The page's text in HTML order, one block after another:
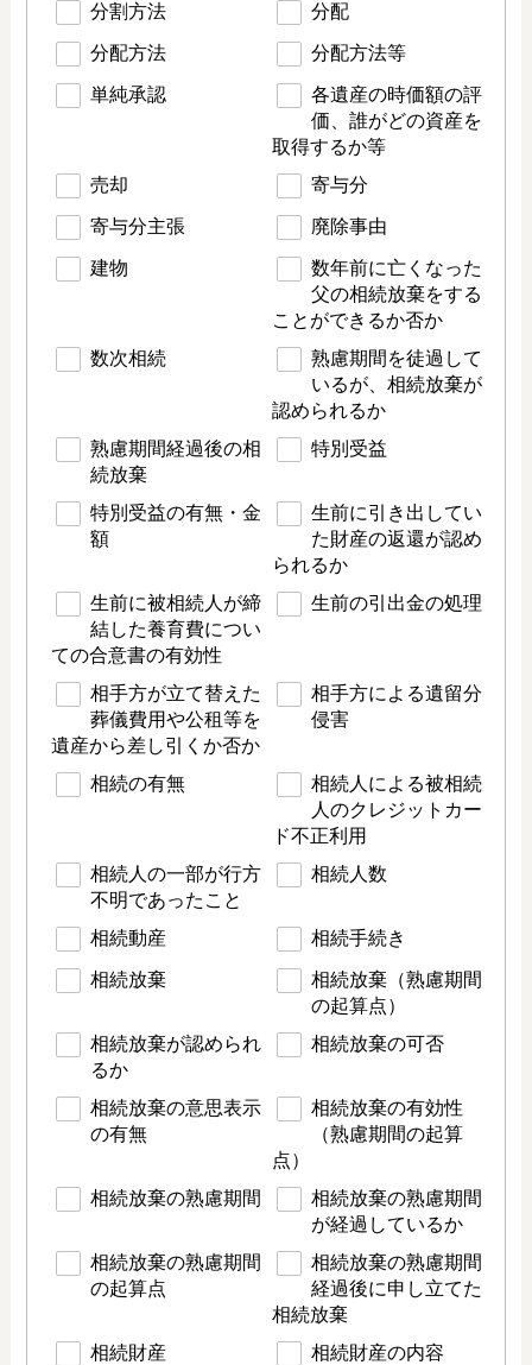
分割方法 分配
分配方法 分配方法等
単純承認
各遺産の時価額の評
価、誰がどの資産を
取得するか等
売却
寄与分
寄与分主張 廃除事由
建物
数年前に亡くなった
父の相続放棄をする
ことができるか否か
数次相続
熟慮期間を徒過して
いるが、相続放棄が
認められるか
熟慮期間経過後の相
続放棄
特別受益
特別受益の有無・金
額
生前に引き出してい
た財産の返還が認め
られるか
生前に被相続人が締
結した養育費につい
ての合意書の有効性
生前の引出金の処理
相手方が立て替えた
葬儀費用や公租等を
遺産から差し引くか否か
相手方による遺留分
侵害
相続の有無
相続人による被相続
人のクレジットカー
ド不正利用
相続人の一部が行方
不明であったこと
相続人数
相続動産 相続手続き
相続放棄
相続放棄（熟慮期間
の起算点）
相続放棄が認められ
るか
相続放棄の可否
相続放棄の意思表示
の有無
相続放棄の有効性
（熟慮期間の起算
点）
相続放棄の熟慮期間
相続放棄の熟慮期間
が経過しているか
相続放棄の熟慮期間
の起算点
相続放棄の熟慮期間
経過後に申し立てた
相続放棄
相続財産
相続財産の内容